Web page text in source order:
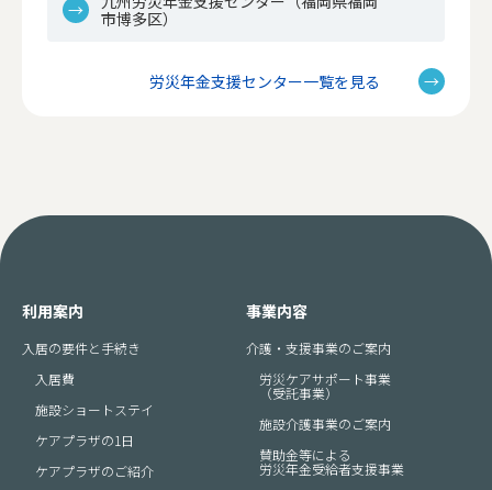
市博多区）
労災年金支援センター一覧を見る
利用案内
入居の要件と手続き
入居費
施設ショートステイ
ケアプラザの1日
ケアプラザのご紹介
事業内容
介護・支援事業のご案内
労災ケアサポート事業
（受託事業）
施設介護事業のご案内
賛助金等による
労災年金受給者支援事業